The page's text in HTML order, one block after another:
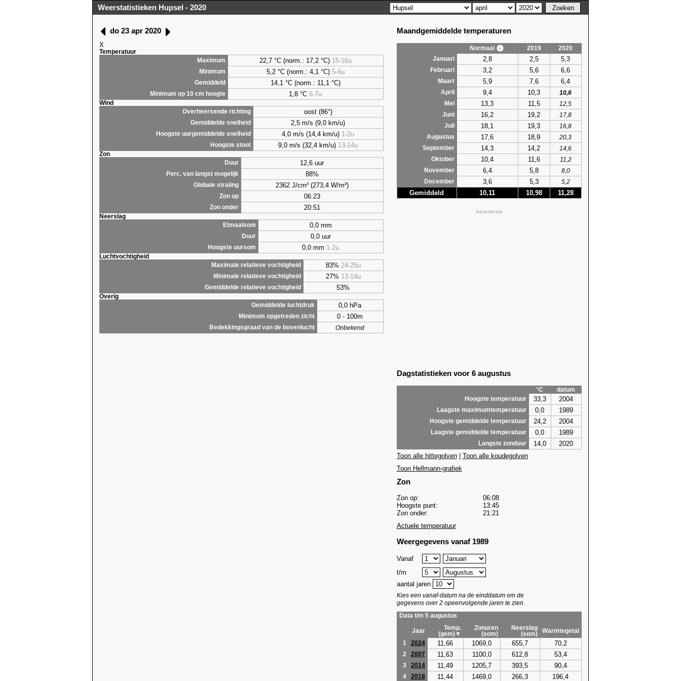
Weerstatistieken Hupsel - 2020
do 23 apr 2020
X
Temperatuur
Maximum
22,7 °C (norm.: 17,2 °C) 15-16u
Minimum 5,2°C (norm.: 4,1 °C) 5-6u
Gemiddeld 14,1 °C (norm.: 11,1 °C)
Minimum op 10 cm hoogte 1,8 °C6-7u
Wind
Overheersende richting
oost (86°)
Gemiddelde snelheid 2,5 m/s (9,0 km/u)
Hoogste uurgemiddelde snelheid 4,0 m/s (14,4 km/u) 1-2u
Hoogste stoot 9,0 m/s (32,4 km/u) 13-14u
Zon
Duur
12,6 uur
Perc. van langst mogelijk 88%
Globale straling 2362 J/cm² (273,4 W/m²)
Zon op 06:23
Zon onder 20:51
Neerslag
Etmaalsom
0,0 mm
Duur 0,0 uur
Hoogste uursom 0,0 mm 1-2u
Luchtvochtigheid
Maximale relatieve vochtigheid
83% 24-25u
Minimale relatieve vochtigheid 27% 13-14u
Gemiddelde relatieve vochtigheid 53%
Overig
Gemiddelde luchtdruk
0,0 hPa
Minimum opgetreden zicht 0 - 100m
Bedekkingsgraad van de bovenlucht Onbekend
Maandgemiddelde temperaturen
Normaal 2019
2020
Januari
2,8 2,5 5,3
Februari 3,2 5,6 6,6
Maart 5,9 7,6 6,4
April 9,4 10,3
10,6
Mei
13,3 11,5
12,5
Juni
16,2 19,2
17,8
Juli
18,1 19,3
16,8
Augustus
17,6 18,9
20,3
September
14,3 14,2
14,6
Oktober
10,4 11,6
11,2
November
6,4 5,8
8,0
December
3,6 5,3 5,2
Gemiddeld 10,11 10,98 11,28
Advertentie
Dagstatistieken voor 6 augustus
°C
datum
Hoogste temperatuur
33,3 2004
Laagste maximumtemperatuur 0,0 1989
Hoogste gemiddelde temperatuur 24,2 2004
Laagste gemiddelde temperatuur 0,0 1989
Langste zonduur 14,0
2020
Toon alle hittegolven| Toon alle koudegolven
Toon Hellmann-grafiek
Zon
Zon op:
06:08
Hoogste punt:
13:45
Zon onder:
21:21
Actuele temperatuur
Weergegevens vanaf 1989
Vanaf
t/m
aantal jaren
Kies een vanaf-datum na de einddatum om de
gegevens over 2 opeenvolgende jaren te zien.
Data t/m 5 augustus
Jaar
Temp.
(gem)▼
Zonuren
(som)
Neerslag
(som)
Warmtegetal
1
2024 11,66 1069,0 655,7 70,2
2 2007 11,63 1100,0 612,8 53,4
3 2014 11,49 1205,7 393,5 90,4
4 2018 11,44 1469,0 266,3 196,4